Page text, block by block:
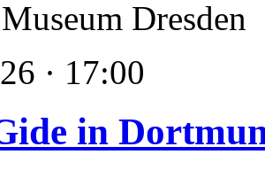
Dresden
· 17:00
in